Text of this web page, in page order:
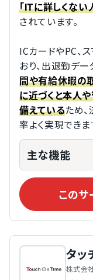
「ITに詳しくな
されています。
ICカードやPC、
おり、出退勤デ
間や有給休暇の
に近づくと本人
備えているため
率よく実現できま
主な機能
このサ
タッ
株式会